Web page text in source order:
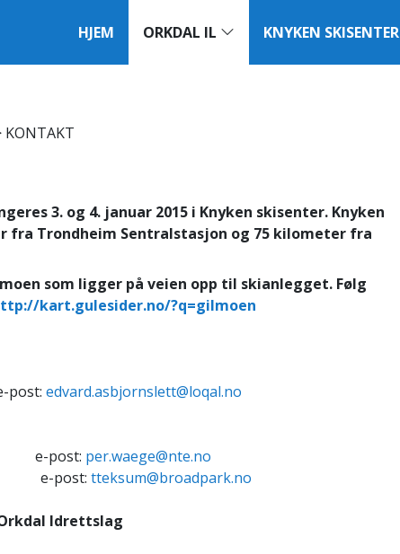
HJEM ORKDAL IL KNYKEN SKISENTER
KONTAKT
3. og 4. januar 2015 i Knyken skisenter. Knyken
fra Trondheim Sentralstasjon og 75 kilometer fra
som ligger på veien opp til skianlegget. Følg
kart.gulesider.no/?q=gilmoen
post: edvard.asbjornslett@loqal.no
e-post: per.waege@nte.no
e-post: tteksum@broadpark.no
Idrettslag